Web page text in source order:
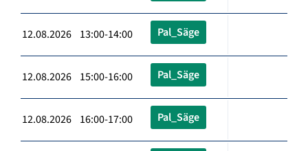
12.08.2026 13:00-14:00 Pal_Säge
12.08.2026 15:00-16:00 Pal_Säge
12.08.2026 16:00-17:00 Pal_Säge